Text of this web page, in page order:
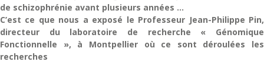
de schizophrénie avant plusieurs années ...
C’est ce que nous a exposé le Professeur Jean-Philippe Pin,
directeur du laboratoire de recherche « Génomique
Fonctionnelle », à Montpellier où ce sont déroulées les
recherches